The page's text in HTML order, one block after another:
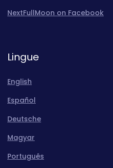
NextFullMoon on Facebook
Lingue
English
Español
Deutsche
Magyar
Português